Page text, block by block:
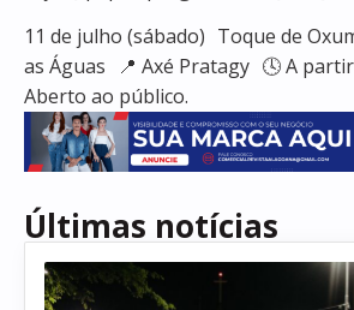
11 de julho (sábado) Toque de
as Águas 📍 Axé Pratagy 🕓 A partir
Aberto ao público.
Últimas notícias